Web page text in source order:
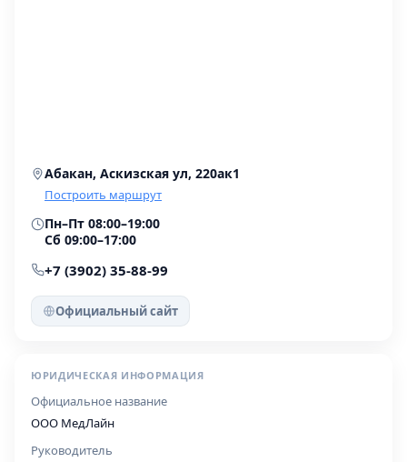
Абакан, Аскизская ул, 220ак1
Построить маршрут
Пн–Пт 08:00–19:00
Сб 09:00–17:00
+7 (3902) 35-88-99
Официальный сайт
ЮРИДИЧЕСКАЯ ИНФОРМАЦИЯ
Официальное название
ООО МедЛайн
Руководитель